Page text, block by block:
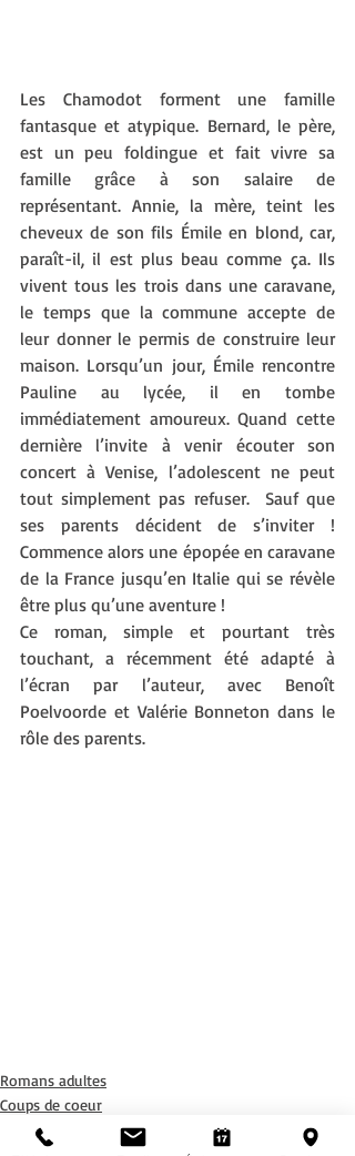
Les Chamodot forment une famille
fantasque et atypique. Bernard, le père,
est un peu foldingue et fait vivre sa
famille grâce à son salaire de
représentant. Annie, la mère, teint les
cheveux de son fils Émile en blond, car,
paraît-il, il est plus beau comme ça. Ils
vivent tous les trois dans une caravane,
le temps que la commune accepte de
leur donner le permis de construire leur
maison. Lorsqu’un jour, Émile rencontre
Pauline au lycée, il en tombe
immédiatement amoureux. Quand cette
dernière l’invite à venir écouter son
concert à Venise, l’adolescent ne peut
tout simplement pas refuser.  Sauf que
ses parents décident de s’inviter !
Commence alors une épopée en caravane
de la France jusqu’en Italie qui se révèle
être plus qu’une aventure !
Ce roman, simple et pourtant très
touchant, a récemment été adapté à
l’écran par l’auteur, avec Benoît
Poelvoorde et Valérie Bonneton dans le
rôle des parents.
Romans adultes
Coups de coeur
Bibliovsg